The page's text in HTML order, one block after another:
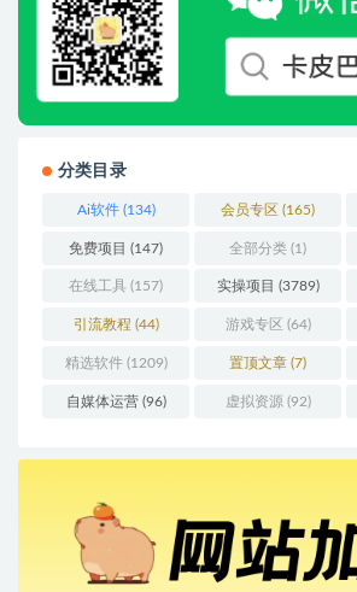
分类目录
Ai软件(134) 会员专区 (165)
免费项目 (147) 全部分类 (1)
在线工具 (157) 实操项目 (3789)
引流教程 (44) 游戏专区 (64)
精选软件(1209) 置顶文章 (7)
自媒体运营(96) 虚拟资源 (92)